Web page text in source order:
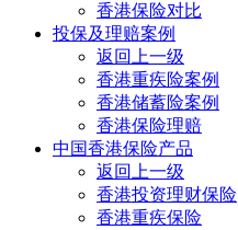
香港保险对比
投保及理赔案例
返回上一级
香港重疾险案例
香港储蓄险案例
香港保险理赔
中国香港保险产品
返回上一级
香港投资理财保险
香港重疾保险